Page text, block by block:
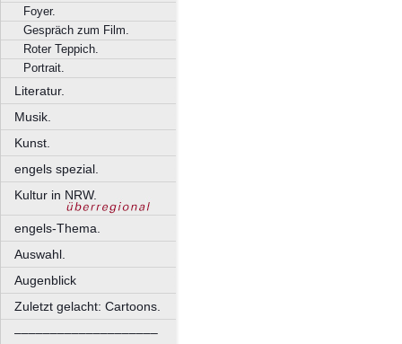
Foyer.
Gespräch zum Film.
Roter Teppich.
Portrait.
Literatur.
Musik.
Kunst.
engels spezial.
Kultur in NRW.
engels-Thema.
Auswahl.
Augenblick
Zuletzt gelacht: Cartoons.
––––––––––––––––––––